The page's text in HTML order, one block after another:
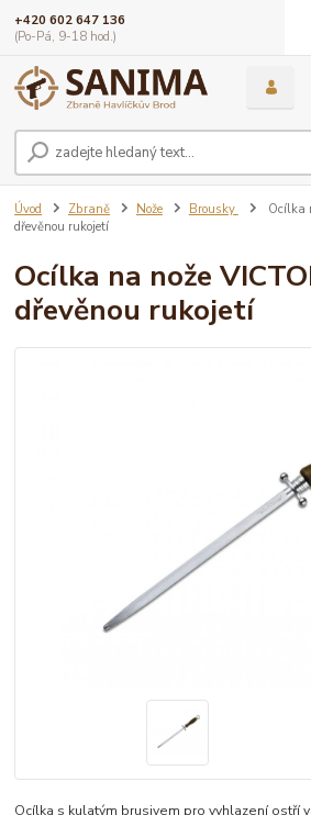
+420 602 647 136
(Po-Pá, 9-18 hod.)
Úvod Zbraně Nože Brousky
Ocílka
dřevěnou rukojetí
Ocílka na nože
dřevěnou rukojetí
Ocílka s kulatým brusivem pro vyhlazení ostří